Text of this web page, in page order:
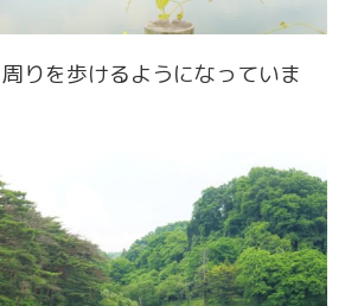
りを歩けるようになっていま